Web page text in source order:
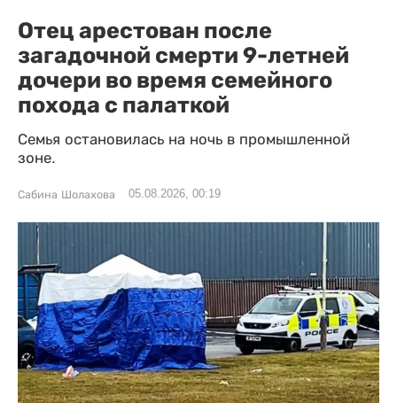
Отец арестован после
загадочной смерти 9-летней
дочери во время семейного
похода с палаткой
Семья остановилась на ночь в промышленной
зоне.
Сабина Шолахова 05.08.2026, 00:19